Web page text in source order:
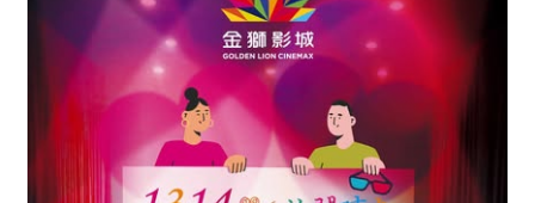
城
《1314
白